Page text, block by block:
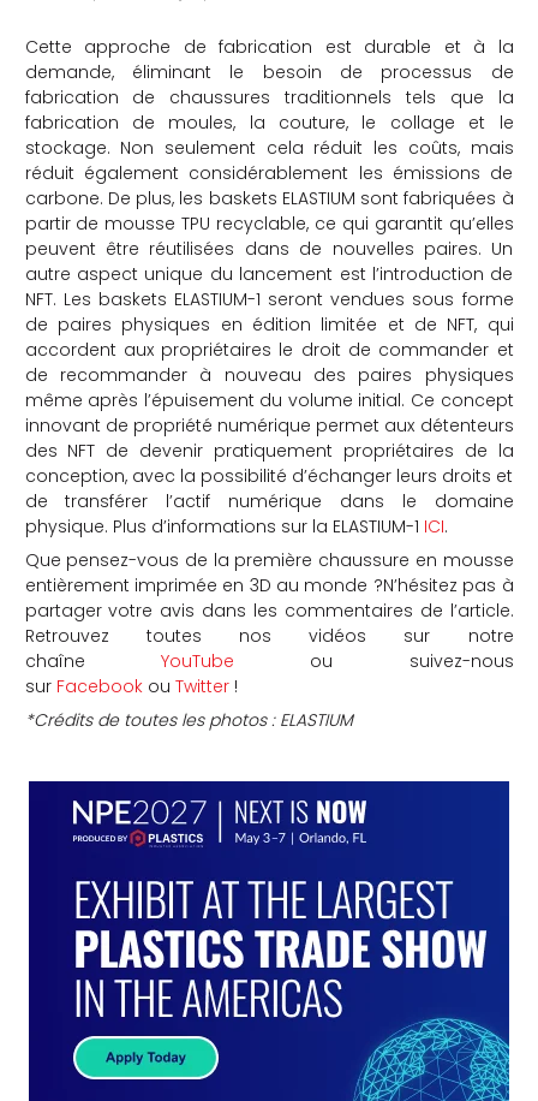
Cette approche de fabrication est durable et à la
demande, éliminant le besoin de processus de
fabrication de chaussures traditionnels tels que la
fabrication de moules, la couture, le collage et le
stockage. Non seulement cela réduit les coûts, mais
réduit également considérablement les émissions de
carbone. De plus, les baskets ELASTIUM sont fabriquées à
partir de mousse TPU recyclable, ce qui garantit qu’elles
peuvent être réutilisées dans de nouvelles paires. Un
autre aspect unique du lancement est l’introduction de
NFT. Les baskets ELASTIUM-1 seront vendues sous forme
de paires physiques en édition limitée et de NFT, qui
accordent aux propriétaires le droit de commander et
de recommander à nouveau des paires physiques
même après l’épuisement du volume initial. Ce concept
innovant de propriété numérique permet aux détenteurs
des NFT de devenir pratiquement propriétaires de la
conception, avec la possibilité d’échanger leurs droits et
de transférer l’actif numérique dans le domaine
physique. Plus d’informations sur la ELASTIUM-1 ICI.
Que pensez-vous de la première chaussure en mousse
entièrement imprimée en 3D au monde ?N’hésitez pas à
partager votre avis dans les commentaires de l’article.
Retrouvez toutes nos vidéos sur notre
chaîne YouTube ou suivez-nous
sur Facebookou Twitter!
*Crédits de toutes les photos : ELASTIUM